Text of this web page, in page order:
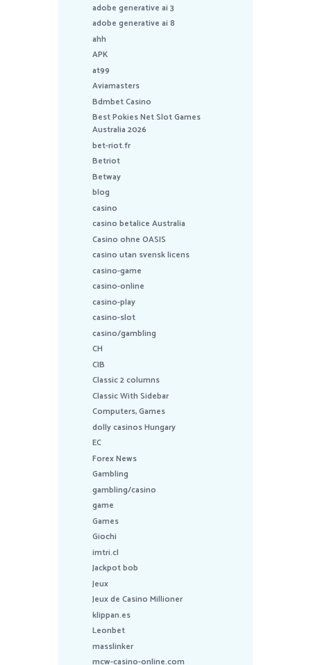
adobe generative ai 3
adobe generative ai 8
ahh
APK
at99
Aviamasters
Bdmbet Casino
Best Pokies Net Slot Games
Australia 2026
bet-riot.fr
Betriot
Betway
blog
casino
casino betalice Australia
Casino ohne OASIS
casino utan svensk licens
casino-game
casino-online
casino-play
casino-slot
casino/gambling
CH
CIB
Classic 2 columns
Classic With Sidebar
Computers, Games
dolly casinos Hungary
EC
Forex News
Gambling
gambling/casino
game
Games
Giochi
imtri.cl
Jackpot bob
Jeux
Jeux de Casino Millioner
klippan.es
Leonbet
masslinker
mcw-casino-online.com